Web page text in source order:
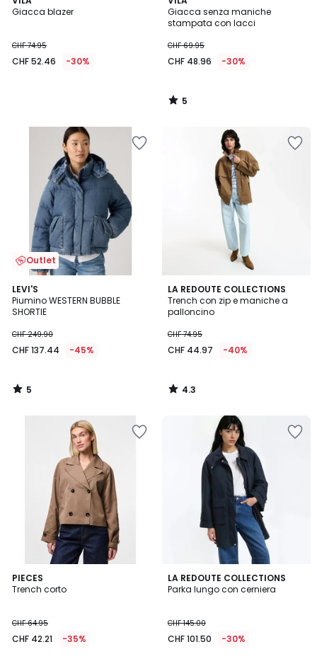
Giacca blazer
CHF 74.95
CHF 52.46 -30%
Giacca senza maniche
stampata con lacci
CHF 69.95
CHF 48.96 -30%
/
5
5
/
Outlet
LEVI'S
Piumino WESTERN BUBBLE
SHORTIE
CHF 249.90
CHF 137.44 -45%
5
/
5
5
/
LA REDOUTE COLLECTIONS
Trench con zip e maniche a
palloncino
CHF 74.95
CHF 44.97 -40%
4.3
/ 5
4.3
/
PIECES
Trench corto
CHF 64.95
CHF 42.21 -35%
4
/
LA REDOUTE COLLECTIONS
Parka lungo con cerniera
CHF 145.00
CHF 101.50 -30%